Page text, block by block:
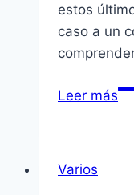
estos
caso a un
Leer más
Varios